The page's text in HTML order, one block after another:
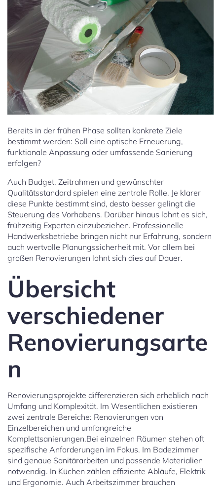
Bereits in der frühen Phase sollten konkrete Ziele
bestimmt werden: Soll eine optische Erneuerung,
funktionale Anpassung oder umfassende Sanierung
erfolgen?
Auch Budget, Zeitrahmen und gewünschter
Qualitätsstandard spielen eine zentrale Rolle. Je klarer
diese Punkte bestimmt sind, desto besser gelingt die
Steuerung des Vorhabens. Darüber hinaus lohnt es sich,
frühzeitig Experten einzubeziehen. Professionelle
Handwerksbetriebe bringen nicht nur Erfahrung, sondern
auch wertvolle Planungssicherheit mit. Vor allem bei
großen Renovierungen lohnt sich dies auf Dauer.
Übersicht
verschiedener
Renovierungsarte
n
Renovierungsprojekte differenzieren sich erheblich nach
Umfang und Komplexität. Im Wesentlichen existieren
zwei zentrale Bereiche: Renovierungen von
Einzelbereichen und umfangreiche
Komplettsanierungen.Bei einzelnen Räumen stehen oft
spezifische Anforderungen im Fokus. Im Badezimmer
sind genaue Sanitärarbeiten und passende Materialien
notwendig. In Küchen zählen effiziente Abläufe, Elektrik
und Ergonomie. Auch Arbeitszimmer brauchen